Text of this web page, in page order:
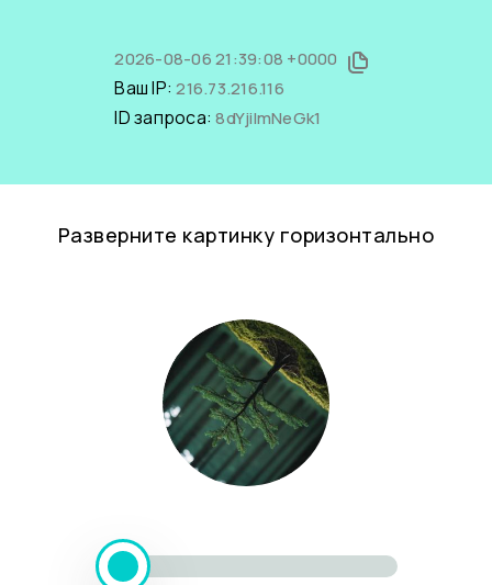
2026-08-06 21:39:08 +0000
Ваш IP:216.73.216.116
ID запроса:8dYjiImNeGk1
Разверните картинку горизонтально